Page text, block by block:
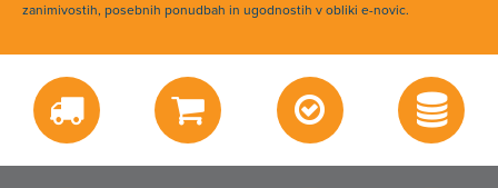
zanimivostih, posebnih ponudbah in ugodnostih v obliki e-novic.